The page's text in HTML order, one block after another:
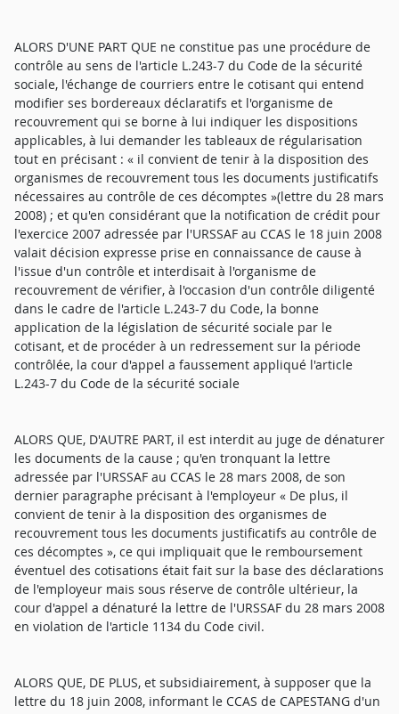
ALORS D'UNE PART QUE ne constitue pas une procédure de
contrôle au sens de l'article L.243-7 du Code de la sécurité
sociale, l'échange de courriers entre le cotisant qui entend
modifier ses bordereaux déclaratifs et l'organisme de
recouvrement qui se borne à lui indiquer les dispositions
applicables, à lui demander les tableaux de régularisation
tout en précisant : « il convient de tenir à la disposition des
organismes de recouvrement tous les documents justificatifs
nécessaires au contrôle de ces décomptes »(lettre du 28 mars
2008) ; et qu'en considérant que la notification de crédit pour
l'exercice 2007 adressée par l'URSSAF au CCAS le 18 juin 2008
valait décision expresse prise en connaissance de cause à
l'issue d'un contrôle et interdisait à l'organisme de
recouvrement de vérifier, à l'occasion d'un contrôle diligenté
dans le cadre de l'article L.243-7 du Code, la bonne
application de la législation de sécurité sociale par le
cotisant, et de procéder à un redressement sur la période
contrôlée, la cour d'appel a faussement appliqué l'article
L.243-7 du Code de la sécurité sociale
ALORS QUE, D'AUTRE PART, il est interdit au juge de dénaturer
les documents de la cause ; qu'en tronquant la lettre
adressée par l'URSSAF au CCAS le 28 mars 2008, de son
dernier paragraphe précisant à l'employeur « De plus, il
convient de tenir à la disposition des organismes de
recouvrement tous les documents justificatifs au contrôle de
ces décomptes », ce qui impliquait que le remboursement
éventuel des cotisations était fait sur la base des déclarations
de l'employeur mais sous réserve de contrôle ultérieur, la
cour d'appel a dénaturé la lettre de l'URSSAF du 28 mars 2008
en violation de l'article 1134 du Code civil.
ALORS QUE, DE PLUS, et subsidiairement, à supposer que la
lettre du 18 juin 2008, informant le CCAS de CAPESTANG d'un